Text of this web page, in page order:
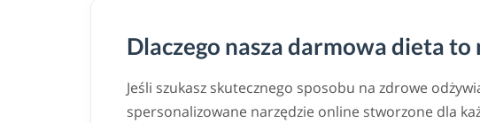
Dlaczego nasza darmowa dieta
Jeśli szukasz skutecznego sposobu na zdrowe
spersonalizowane narzędzie online stworzone dla